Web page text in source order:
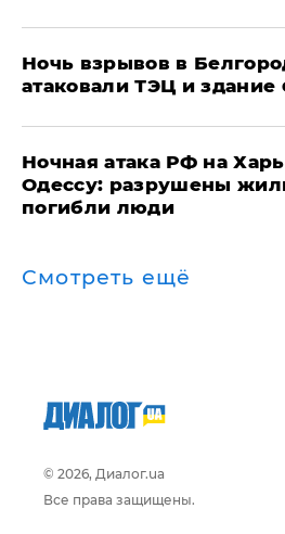
​Ночь взрывов в
атаковали ТЭЦ и
​Ночная атака РФ на
Одессу: разрушены
погибли люди
Смотреть ещё
© 2026, Диалог.ua
Все права защищены.